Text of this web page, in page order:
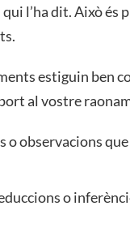
l’ha dit. Això és
estiguin ben
al vostre
o observacions
o